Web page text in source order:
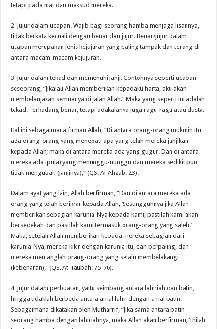
tetapi pada niat dan maksud mereka.
2. Jujur dalam ucapan. Wajib bagi seorang hamba menjaga lisannya,
tidak berkata kecuali dengan benar dan jujur. Benar/jujur dalam
ucapan merupakan jenis kejujuran yang paling tampak dan terang di
antara macam-macam kejujuran.
3. Jujur dalam tekad dan memenuhi janji. Contohnya seperti ucapan
seseorang, “Jikalau Allah memberikan kepadaku harta, aku akan
membelanjakan semuanya di jalan Allah.” Maka yang seperti ini adalah
tekad. Terkadang benar, tetapi adakalanya juga ragu-ragu atau dusta.
Hal ini sebagaimana firman Allah, “Di antara orang-orang mukmin itu
ada orang-orang yang menepati apa yang telah mereka janjikan
kepada Allah; maka di antara mereka ada yang gugur. Dan di antara
mereka ada (pula) yang menunggu-nunggu dan mereka sedikit pun
tidak mengubah (janjinya),” (QS. Al-Ahzab: 23).
Dalam ayat yang lain, Allah berfirman, “Dan di antara mereka ada
orang yang telah berikrar kepada Allah, ‘Sesungguhnya jika Allah
memberikan sebagian karunia-Nya kepada kami, pastilah kami akan
bersedekah dan pastilah kami termasuk orang-orang yang saleh.’
Maka, setelah Allah memberikan kepada mereka sebagian dari
karunia-Nya, mereka kikir dengan karunia itu, dan berpaling, dan
mereka memanglah orang-orang yang selalu membelakangi
(kebenaran),” (QS. At-Taubah: 75-76).
4. Jujur dalam perbuatan, yaitu seimbang antara lahiriah dan batin,
hingga tidaklah berbeda antara amal lahir dengan amal batin.
Sebagaimana dikatakan oleh Mutharrif, “Jika sama antara batin
seorang hamba dengan lahiriahnya, maka Allah akan berfirman, ‘Inilah